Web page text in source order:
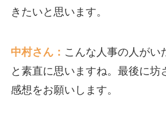
きたいと思います。
中村さん： こんな人事の人がい
と素直に思いますね。最後に坊
感想をお願いします。